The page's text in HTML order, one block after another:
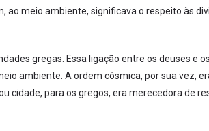
ao meio ambiente, significava o respeito às
gregas. Essa ligação entre os deuses e
ambiente. A ordem cósmica, por sua vez,
cidade, para os gregos, era merecedora de